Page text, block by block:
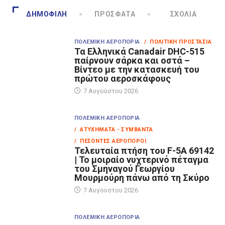
ΔΗΜΟΦΙΛΉ ΠΡΌΣΦΑΤΑ ΣΧΌΛΙΑ
ΠΟΛΕΜΙΚΉ ΑΕΡΟΠΟΡΊΑ / ΠΟΛΙΤΙΚΉ ΠΡΟΣΤΑΣΊΑ
Τα Eλληνικά Canadair DHC-515
παίρνουν σάρκα και οστά –
Βίντεο με την κατασκευή του
πρώτου αεροσκάφους
7 Αυγούστου 2026
ΠΟΛΕΜΙΚΉ ΑΕΡΟΠΟΡΊΑ
/ ΑΤΥΧΉΜΑΤΑ - ΣΥΜΒΆΝΤΑ
/ ΠΕΣΌΝΤΕΣ ΑΕΡΟΠΌΡΟΙ
Τελευταία πτήση του F-5A 69142
| Το μοιραίο νυχτερινό πέταγμα
του Σμηναγού Γεωργίου
Μουρμούρη πάνω από τη Σκύρο
7 Αυγούστου 2026
ΠΟΛΕΜΙΚΉ ΑΕΡΟΠΟΡΊΑ